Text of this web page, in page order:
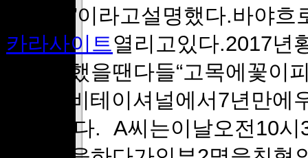
강한물”이라고설명했다.바야
카라사이트열리고있다.2017년
에우승했을땐다들“고목에꽃이
경주인비테이셔널에서7년만에
담을했다. A씨는이날오전10